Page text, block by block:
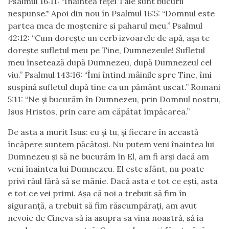
nespunse." Apoi din nou în Psalmul 16:5: “Domnul este
partea mea de moștenire si paharul meu.” Psalmul
42:12: “Cum dorește un cerb izvoarele de apă, așa te
dorește sufletul meu pe Tine, Dumnezeule! Sufletul
meu însetează după Dumnezeu, după Dumnezeul cel
viu.” Psalmul 143:16: “Îmi întind mâinile spre Tine, îmi
suspină sufletul după tine ca un pământ uscat.” Romani
5:11: “Ne și bucurăm în Dumnezeu, prin Domnul nostru,
Isus Hristos, prin care am căpătat împăcarea.”
De asta a murit Isus: eu și tu, și fiecare în această
încăpere suntem păcătoși. Nu putem veni înaintea lui
Dumnezeu și să ne bucurăm în El, am fi arși dacă am
veni înaintea lui Dumnezeu. El este sfânt, nu poate
privi răul fără să se mânie. Dacă asta e tot ce ești, asta
e tot ce vei primi. Așa că noi a trebuit să fim în
siguranță, a trebuit să fim răscumpărați, am avut
nevoie de Cineva să ia asupra sa vina noastră, să ia